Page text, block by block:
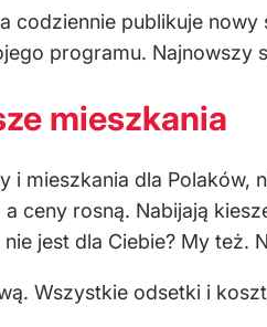
codziennie publikuje
programu.
mieszkania
i mieszkania dla Polaków,
ceny rosną. Nabijają
jest dla Ciebie? My też.
Wszystkie odsetki i